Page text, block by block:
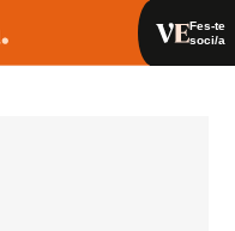
Fes-te
soci/a